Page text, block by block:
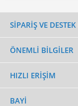
SİPARİŞ VE
ÖNEMLI BILGILER
HIZLI ERIŞIM
BAYI